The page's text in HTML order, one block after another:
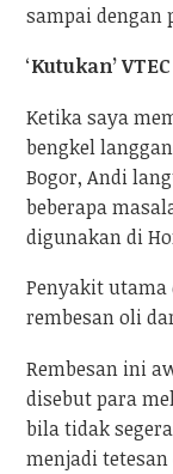
sampai dengan
‘Kutukan’ VTEC
Ketika saya
bengkel
Bogor, Andi
beberapa
digunakan di
Penyakit utama
rembesan oli
Rembesan ini
disebut para
bila tidak
menjadi